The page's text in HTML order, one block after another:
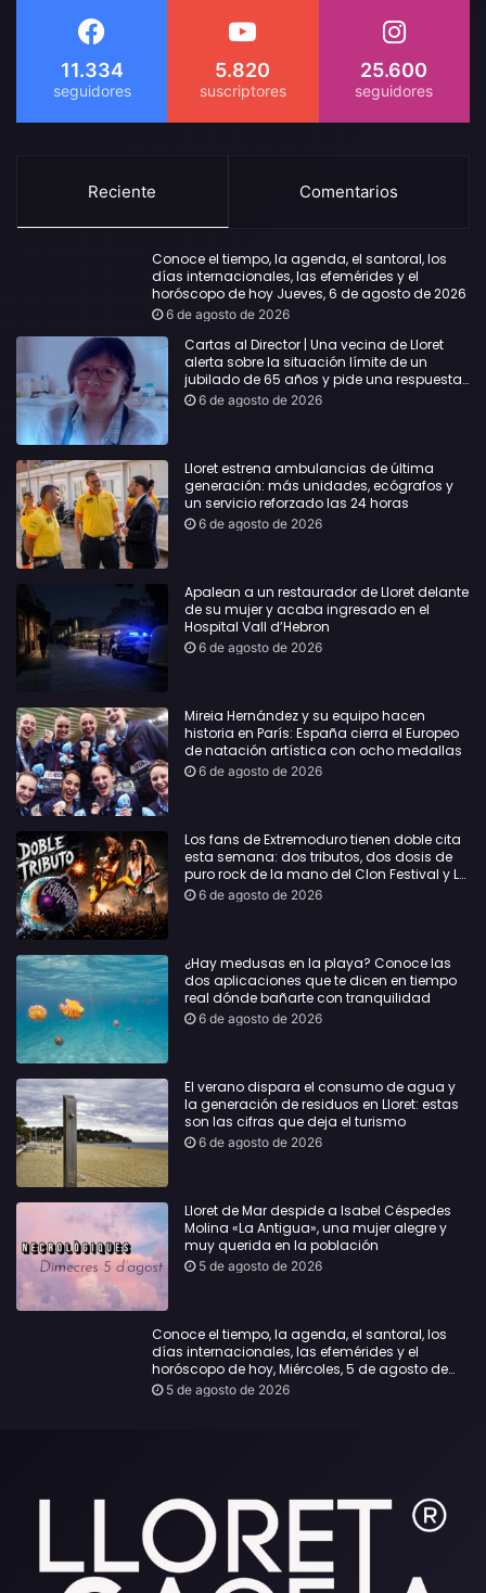
11.334 5.820 25.600
Reciente Comentarios
Conoce el tiempo, la agenda, el santoral, los
días internacionales, las efemérides y el
horóscopo de hoy Jueves, 6 de agosto de 2026
6 de agosto de 2026
Cartas al Director | Una vecina de Lloret
alerta sobre la situación límite de un
jubilado de 65 años y pide una respuesta
urgente
6 de agosto de 2026
Lloret estrena ambulancias de última
generación: más unidades, ecógrafos y
un servicio reforzado las 24 horas
6 de agosto de 2026
Apalean a un restaurador de Lloret delante
de su mujer y acaba ingresado en el
Hospital Vall d’Hebron
6 de agosto de 2026
Mireia Hernández y su equipo hacen
historia en París: España cierra el Europeo
de natación artística con ocho medallas
6 de agosto de 2026
Los fans de Extremoduro tienen doble cita
esta semana: dos tributos, dos dosis de
puro rock de la mano del Clon Festival y La
Jarana
6 de agosto de 2026
¿Hay medusas en la playa? Conoce las
dos aplicaciones que te dicen en tiempo
real dónde bañarte con tranquilidad
6 de agosto de 2026
El verano dispara el consumo de agua y
la generación de residuos en Lloret: estas
son las cifras que deja el turismo
6 de agosto de 2026
Lloret de Mar despide a Isabel Céspedes
Molina «La Antigua», una mujer alegre y
muy querida en la población
5 de agosto de 2026
Conoce el tiempo, la agenda, el santoral, los
días internacionales, las efemérides y el
horóscopo de hoy, Miércoles, 5 de agosto de
2026:
5 de agosto de 2026